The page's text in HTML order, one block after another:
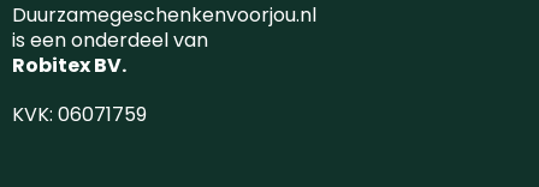
Duurzamegeschenkenvoorjou.nl
is een onderdeel van
Robitex BV.
KVK: 06071759